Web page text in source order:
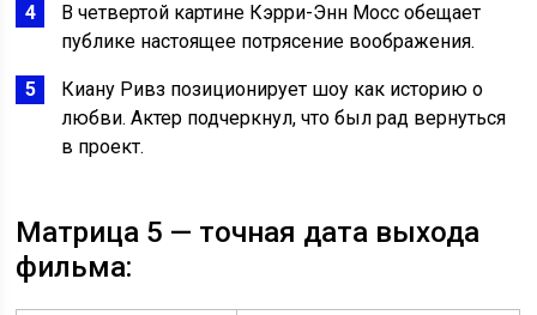
В четвертой картине Кэрри-Энн Мосс обещает
публике настоящее потрясение воображения.
Киану Ривз позиционирует шоу как историю о
любви. Актер подчеркнул, что был рад вернуться
в проект.
Матрица 5 — точная дата выхода
фильма: